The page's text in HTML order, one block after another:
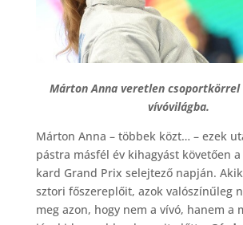
Márton Anna veretlen
vívóvilágba.
Márton Anna – többek közt… – ezek
pástra másfél év kihagyást követően
kard Grand Prix selejtező napján.
sztori főszereplőit, azok valószínűleg
meg azon, hogy nem a vívó, hanem a